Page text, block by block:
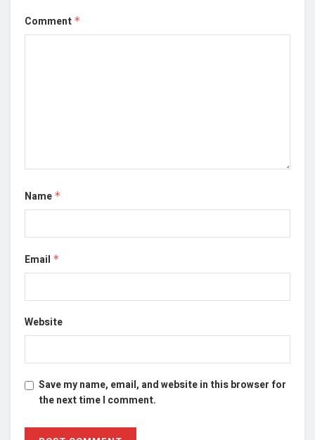
Comment *
Name *
Email *
Website
Save my name, email, and website in this browser for
the next time I comment.